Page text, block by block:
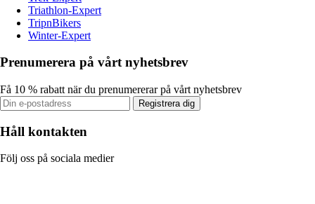
Triathlon-Expert
TripnBikers
Winter-Expert
Prenumerera på vårt nyhetsbrev
Få 10 % rabatt när du prenumererar på vårt nyhetsbrev
Registrera dig
Håll kontakten
Följ oss på sociala medier